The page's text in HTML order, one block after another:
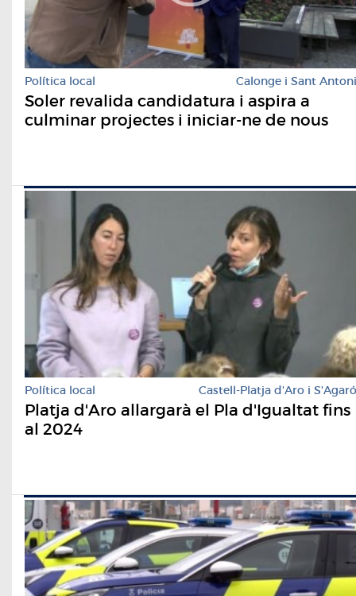
Política local Calonge i Sant Antoni
Soler revalida candidatura i aspira a
culminar projectes i iniciar-ne de nous
Política local Castell-Platja d'Aro i S'Agaró
Platja d'Aro allargarà el Pla d'Igualtat fins
al 2024